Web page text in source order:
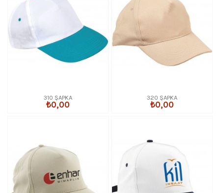
310 ŞAPKA
₺0,00
320 ŞAPKA
₺0,00